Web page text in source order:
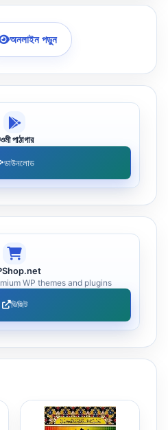
অনলাইন পড়ুন
পাঠাগার
ডাউনলোড
WP themes and plugins
ভিজিট